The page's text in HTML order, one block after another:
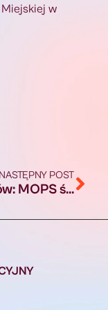
Miejskiej w
NASTĘPNY POST
Augustów: MOPS świętował 35-lecie działalności oraz Dzień Pracownika Socjalnego [Foto]